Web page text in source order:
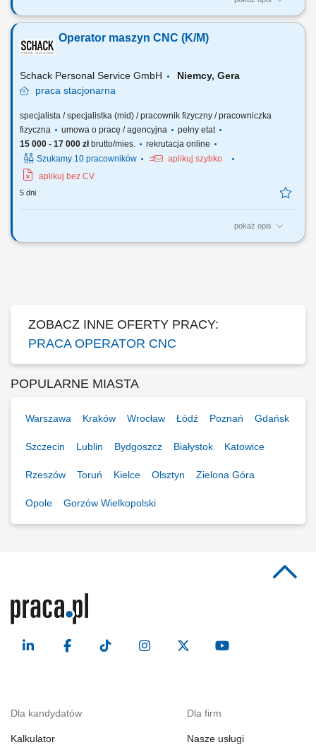
Opis stanowiska: Samodzielna obsługa i nadzór nad pracą maszyn
monitorowanie procesu produkcji. Kontrola jakości wykonanych
elementów zgodnie z rysunkiem technicznym i normami. Wykonywanie
Operator maszyn CNC (K/M)
Schack Personal Service GmbH
Niemcy, Gera
praca stacjonarna
specjalista / specjalistka (mid) / pracownik fizyczny / pracowniczka
fizyczna
umowa o pracę / agencyjna
pełny etat
15 000 - 17 000 złbrutto/mies.
rekrutacja online
Szukamy 10 pracowników
aplikuj szybko
aplikuj bez CV
5 dni
pokaż opis
Opis stanowiska: Samodzielna obsługa i nadzór nad pracą maszyn
ZOBACZ INNE OFERTY PRACY:
PRACA OPERATOR CNC
POPULARNE MIASTA
Warszawa Kraków Wrocław Łódź Poznań Gdańsk
Szczecin Lublin Bydgoszcz Białystok Katowice
Rzeszów Toruń Kielce Olsztyn Zielona Góra
Opole Gorzów Wielkopolski
Dla kandydatów
Kalkulator
Dla firm
Nasze usługi